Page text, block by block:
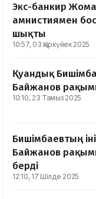
Экс-банкир
амнистиямен
шықты
10:57, 03 Қыркүйек 2025
Қуандық
Байжанов
10:10, 23 Тамыз 2025
Бишімбаевтың
Байжанов
берді
12:10, 17 Шілде 2025